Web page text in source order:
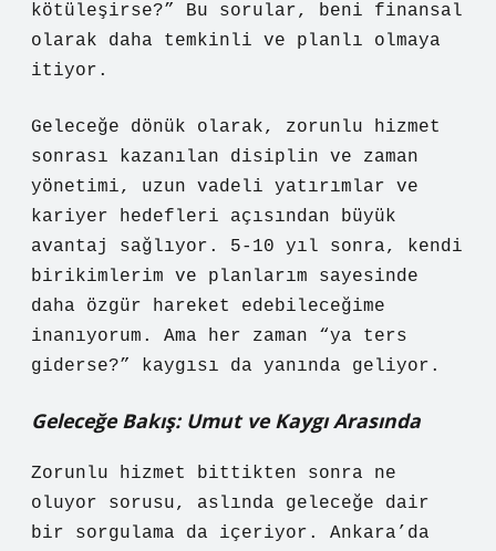
kötüleşirse?” Bu sorular, beni finansal
olarak daha temkinli ve planlı olmaya
itiyor.
Geleceğe dönük olarak, zorunlu hizmet
sonrası kazanılan disiplin ve zaman
yönetimi, uzun vadeli yatırımlar ve
kariyer hedefleri açısından büyük
avantaj sağlıyor. 5-10 yıl sonra, kendi
birikimlerim ve planlarım sayesinde
daha özgür hareket edebileceğime
inanıyorum. Ama her zaman “ya ters
giderse?” kaygısı da yanında geliyor.
Geleceğe Bakış: Umut ve Kaygı Arasında
Zorunlu hizmet bittikten sonra ne
oluyor sorusu, aslında geleceğe dair
bir sorgulama da içeriyor. Ankara’da